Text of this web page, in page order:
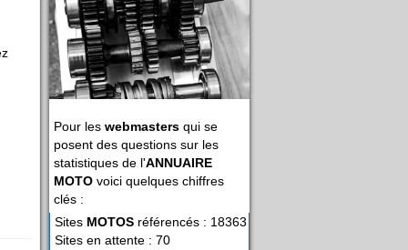
Pour les webmasters qui se
posent des questions sur les
statistiques de l'ANNUAIRE
MOTO voici quelques chiffres
clés :
Sites MOTOS référencés : 18363
Sites en attente : 70